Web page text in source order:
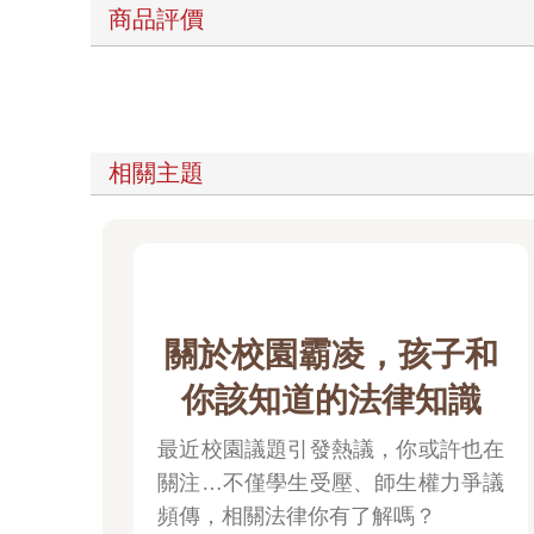
商品評價
相關主題
關於校園霸凌，孩子和
你該知道的法律知識
最近校園議題引發熱議，你或許也在
關注…不僅學生受壓、師生權力爭議
頻傳，相關法律你有了解嗎？